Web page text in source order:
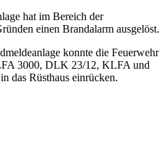
hat im Bereich der
einen Brandalarm ausgelöst.
konnte die Feuerwehr
3000, DLK 23/12, KLFA und
das Rüsthaus einrücken.